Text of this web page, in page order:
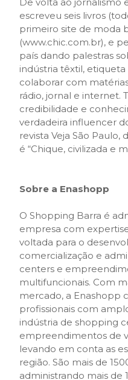
escreveu seis livros
primeiro site de moda
(www.chic.com.br), e
país dando palestras
indústria têxtil,
colaborar com
rádio, jornal e internet.
credibilidade e
verdadeira influencer
revista Veja São Paulo,
é “Chique, civilizada e
Sobre a Enashopp
O Shopping Barra é
empresa com
voltada para o
comercialização e
centers e
multifuncionais. Com
mercado, a Enashopp
profissionais com
indústria de shopping
empreendimentos de
levando em conta as
região. São mais de
administrando mais de